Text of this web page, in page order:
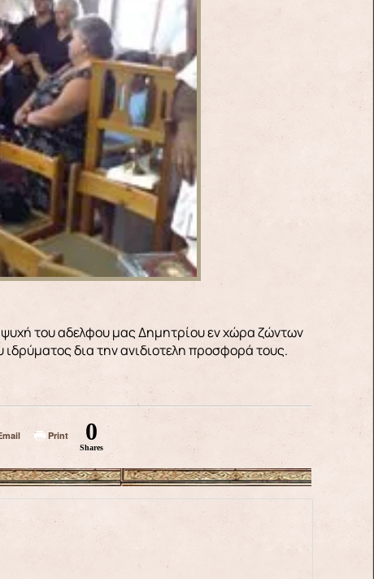
του αδελφου μας Δημητρίου εν χώρα ζώντων
δια την ανιδιοτελη προσφορά τους.
Print 0
Shares